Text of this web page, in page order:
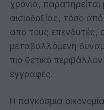
χρόνια, παρατηρείται
αισιοδοξίας, τόσο
από τους επενδυτές,
μεταβαλλόμενη
πιο θετικό
εγγραφές.
Η παγκόσμια